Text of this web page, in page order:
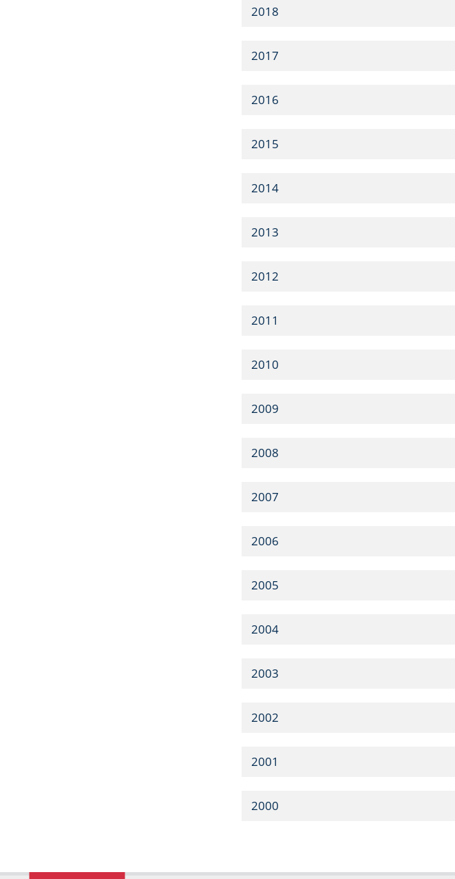
2018
2017
2016
2015
2014
2013
2012
2011
2010
2009
2008
2007
2006
2005
2004
2003
2002
2001
2000